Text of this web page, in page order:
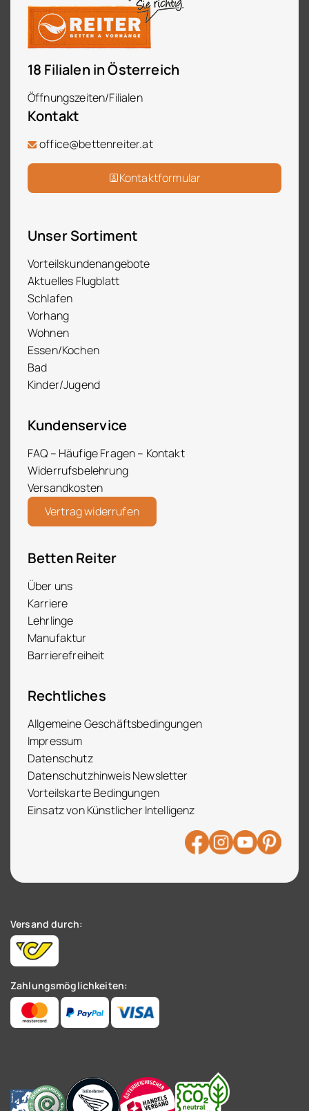
18 Filialen in Österreich
Öffnungszeiten/Filialen
Kontakt
office@bettenreiter.at
Kontaktformular
Unser Sortiment
Vorteilskundenangebote
Aktuelles Flugblatt
Schlafen
Vorhang
Wohnen
Essen/Kochen
Bad
Kinder/Jugend
Kundenservice
FAQ – Häufige Fragen – Kontakt
Widerrufsbelehrung
Versandkosten
Vertrag widerrufen
Betten Reiter
Über uns
Karriere
Lehrlinge
Manufaktur
Barrierefreiheit
Rechtliches
Allgemeine Geschäftsbedingungen
Impressum
Datenschutz
Datenschutzhinweis Newsletter
Vorteilskarte Bedingungen
Einsatz von Künstlicher Intelligenz
Versand durch:
Zahlungsmöglichkeiten: